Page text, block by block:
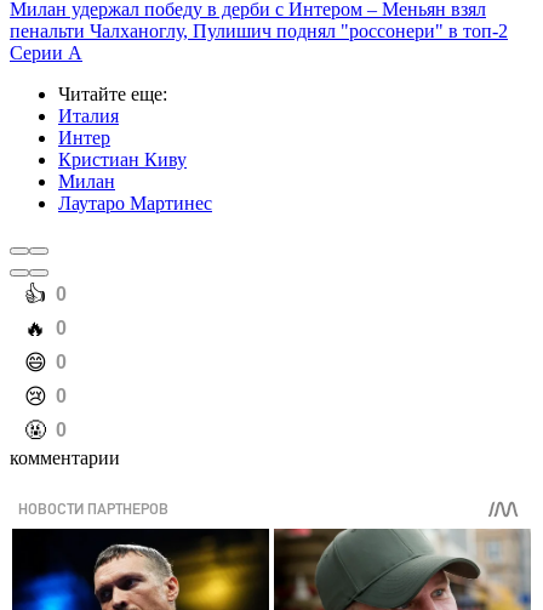
Милан удержал победу в дерби с Интером – Меньян взял
пенальти Чалханоглу, Пулишич поднял "россонери" в топ-2
Серии А
Читайте еще:
Италия
Интер
Кристиан Киву
Милан
Лаутаро Мартинес
️👍 0
️🔥 0
️😄 0
️😢 0
️🤬 0
комментарии